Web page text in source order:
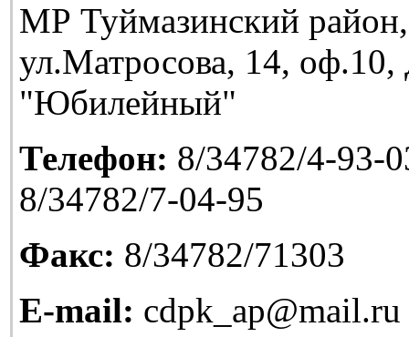
МР Туймазинский
ул.Матросова, 14,
"Юбилейный"
Телефон: 8/34782/4-93-
8/34782/7-04-95
Факс: 8/34782/71303
E-mail: cdpk_ap@mail.ru